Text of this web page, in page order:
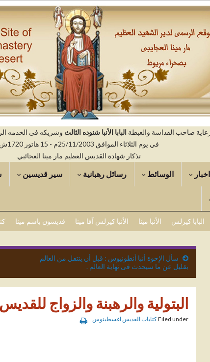
صاحب القداسة والغبطة البابا الأنبا شنوده الثالث وشريكه في الخدمه
في يوم الثلاثاء الموافق 25/11/2003م - 15 هاتور 1720ش
تذكار شهادة القديس العظيم مار مينا العجائبي
اخبار الوسائط رسائل رهبانية سير قديسين
البابا كيرلس الأنبا مينا الأنبا كيرلس آفا مينا قديسون باسم مينا
سأل الإخوة أنبا أنطونيوس : قبل أن ينتقل من العالم
بقليل عن ما سيحدث فى نهاية العالم .
البتولية والرهبنة والزواج
Filed underكتابات القديس اغسطينوس